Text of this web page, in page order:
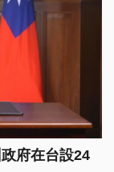
府在台設24